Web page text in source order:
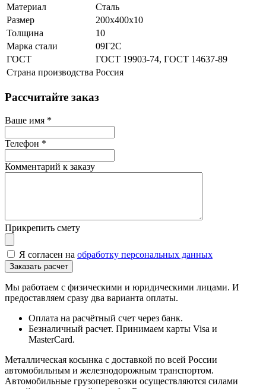
Материал
Сталь
Размер
200х400х10
Толщина
10
Марка стали
09Г2С
ГОСТ
ГОСТ 19903-74, ГОСТ 14637-89
Страна производства Россия
Рассчитайте заказ
Ваше имя *
Телефон *
Комментарий к заказу
Прикрепить смету
Я согласен на обработку персональных данных
Мы работаем с физическими и юридическими лицами. И
предоставляем сразу два варианта оплаты.
Оплата на расчётный счет через банк.
Безналичный расчет. Принимаем карты Visa и
MasterCard.
Металлическая косынка с доставкой по всей России
автомобильным и железнодорожным транспортом.
Автомобильные грузоперевозки осуществляются силами